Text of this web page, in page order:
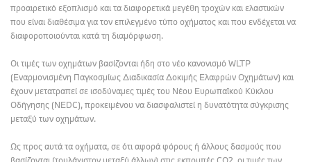
προαιρετικό εξοπλισμό και τα διαφορετικά μεγέθη τροχών και ελαστικών
που είναι διαθέσιμα για τον επιλεγμένο τύπο οχήματος και που ενδέχεται να
διαφοροποιούνται κατά τη διαμόρφωση.
Οι τιμές των οχημάτων βασίζονται ήδη στο νέο κανονισμό WLTP
(Εναρμονισμένη Παγκοσμίως Διαδικασία Δοκιμής Ελαφρών Οχημάτων) και
έχουν μετατραπεί σε ισοδύναμες τιμές του Νέου Ευρωπαϊκού Κύκλου
Οδήγησης (NEDC), προκειμένου να διασφαλιστεί η δυνατότητα σύγκρισης
μεταξύ των οχημάτων.
Ως προς αυτά τα οχήματα, σε ότι αφορά φόρους ή άλλους δασμούς που